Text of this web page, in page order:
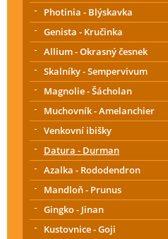
Photinia - Blýskavka
Genista - Kručinka
Allium - Okrasný česnek
Skalníky - Sempervivum
Magnolie - Šácholan
Muchovník - Amelanchier
Venkovní ibišky
Datura - Durman
Azalka - Rododendron
Mandloň - Prunus
Gingko - Jinan
Kustovnice - Goji